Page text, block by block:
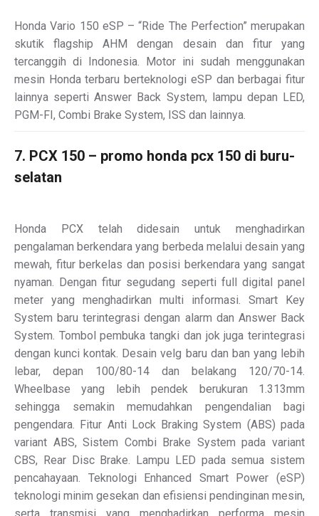
Honda Vario 150 eSP – “Ride The Perfection” merupakan
skutik flagship AHM dengan desain dan fitur yang
tercanggih di Indonesia. Motor ini sudah menggunakan
mesin Honda terbaru berteknologi eSP dan berbagai fitur
lainnya seperti Answer Back System, lampu depan LED,
PGM-FI, Combi Brake System, ISS dan lainnya.
7. PCX 150 – promo honda pcx 150 di buru-
selatan
Honda PCX telah didesain untuk menghadirkan
pengalaman berkendara yang berbeda melalui desain yang
mewah, fitur berkelas dan posisi berkendara yang sangat
nyaman. Dengan fitur segudang seperti full digital panel
meter yang menghadirkan multi informasi. Smart Key
System baru terintegrasi dengan alarm dan Answer Back
System. Tombol pembuka tangki dan jok juga terintegrasi
dengan kunci kontak. Desain velg baru dan ban yang lebih
lebar, depan 100/80-14 dan belakang 120/70-14.
Wheelbase yang lebih pendek berukuran 1.313mm
sehingga semakin memudahkan pengendalian bagi
pengendara. Fitur Anti Lock Braking System (ABS) pada
variant ABS, Sistem Combi Brake System pada variant
CBS, Rear Disc Brake. Lampu LED pada semua sistem
pencahayaan. Teknologi Enhanced Smart Power (eSP)
teknologi minim gesekan dan efisiensi pendinginan mesin,
serta transmisi yang menghadirkan performa mesin